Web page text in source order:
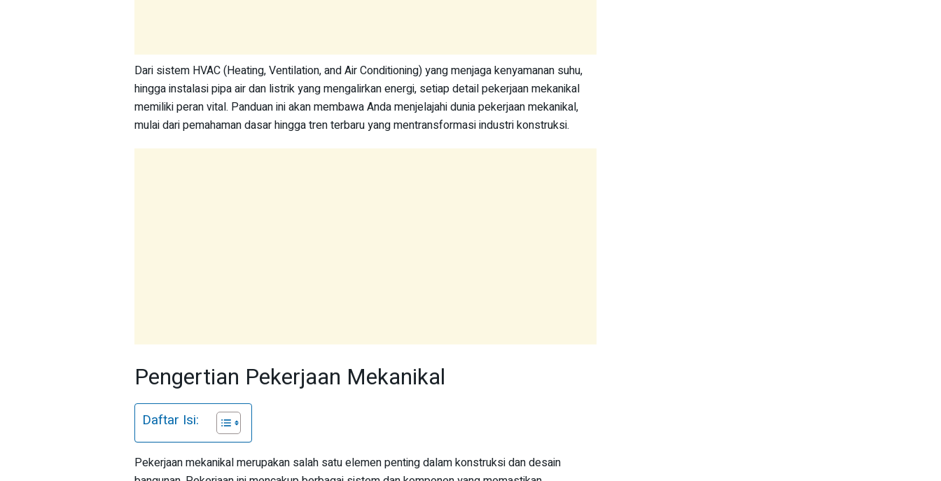
Dari sistem HVAC (Heating, Ventilation, and Air Conditioning) yang menjaga kenyamanan suhu,
hingga instalasi pipa air dan listrik yang mengalirkan energi, setiap detail pekerjaan mekanikal
memiliki peran vital. Panduan ini akan membawa Anda menjelajahi dunia pekerjaan mekanikal,
mulai dari pemahaman dasar hingga tren terbaru yang mentransformasi industri konstruksi.
Pengertian Pekerjaan Mekanikal
Daftar Isi:
Pekerjaan mekanikal merupakan salah satu elemen penting dalam konstruksi dan desain